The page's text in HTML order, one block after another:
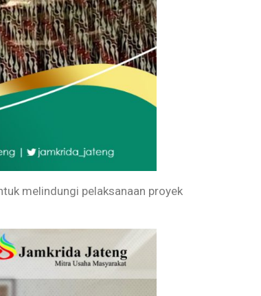
melindungi pelaksanaan proyek